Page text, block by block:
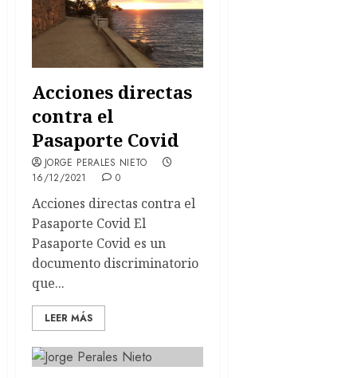
Acciones directas
contra el
Pasaporte Covid
JORGE PERALES NIETO
16/12/2021
0
Acciones directas contra el
Pasaporte Covid El
Pasaporte Covid es un
documento discriminatorio
que...
LEER MÁS